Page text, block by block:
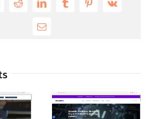
RedditLinkedInTumblrPinterest
Vk
Email